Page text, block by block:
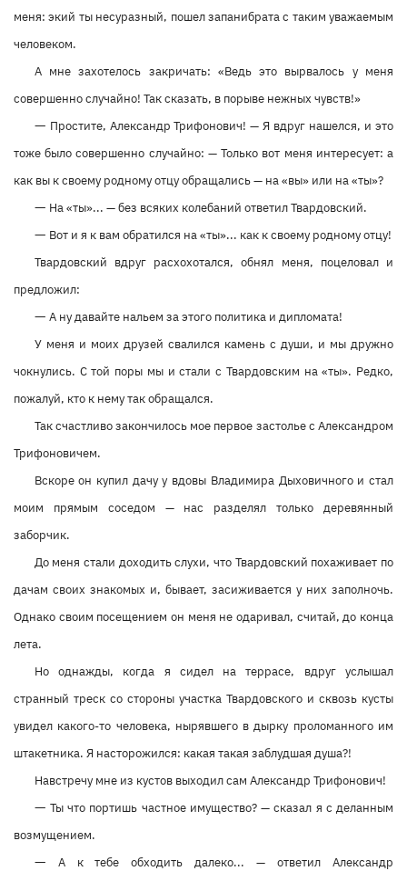
меня: экий ты несуразный, пошел запанибрата с таким уважаемым
человеком.
А мне захотелось закричать: «Ведь это вырвалось у меня
совершенно случайно! Так сказать, в порыве нежных чувств!»
— Простите, Александр Трифонович! — Я вдруг нашелся, и это
тоже было совершенно случайно: — Только вот меня интересует: а
как вы к своему родному отцу обращались — на «вы» или на «ты»?
— На «ты»... — без всяких колебаний ответил Твардовский.
— Вот и я к вам обратился на «ты»... как к своему родному отцу!
Твардовский вдруг расхохотался, обнял меня, поцеловал и
предложил:
— А ну давайте нальем за этого политика и дипломата!
У меня и моих друзей свалился камень с души, и мы дружно
чокнулись. С той поры мы и стали с Твардовским на «ты». Редко,
пожалуй, кто к нему так обращался.
Так счастливо закончилось мое первое застолье с Александром
Трифоновичем.
Вскоре он купил дачу у вдовы Владимира Дыховичного и стал
моим прямым соседом — нас разделял только деревянный
заборчик.
До меня стали доходить слухи, что Твардовский похаживает по
дачам своих знакомых и, бывает, засиживается у них заполночь.
Однако своим посещением он меня не одаривал, считай, до конца
лета.
Но однажды, когда я сидел на террасе, вдруг услышал
странный треск со стороны участка Твардовского и сквозь кусты
увидел какого-то человека, нырявшего в дырку проломанного им
штакетника. Я насторожился: какая такая заблудшая душа?!
Навстречу мне из кустов выходил сам Александр Трифонович!
— Ты что портишь частное имущество? — сказал я с деланным
возмущением.
—
А к тебе обходить далеко... — ответил Александр